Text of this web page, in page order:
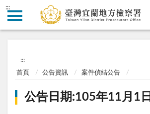
:::
:::
首頁 公告資訊 案件偵結公告
公告日期:105年11月1日